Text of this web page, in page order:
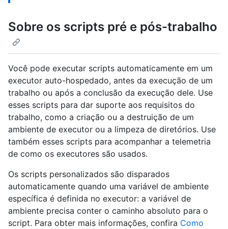
Sobre os scripts pré e pós-trabalho
Você pode executar scripts automaticamente em um
executor auto-hospedado, antes da execução de um
trabalho ou após a conclusão da execução dele. Use
esses scripts para dar suporte aos requisitos do
trabalho, como a criação ou a destruição de um
ambiente de executor ou a limpeza de diretórios. Use
também esses scripts para acompanhar a telemetria
de como os executores são usados.
Os scripts personalizados são disparados
automaticamente quando uma variável de ambiente
específica é definida no executor: a variável de
ambiente precisa conter o caminho absoluto para o
script. Para obter mais informações, confira Como